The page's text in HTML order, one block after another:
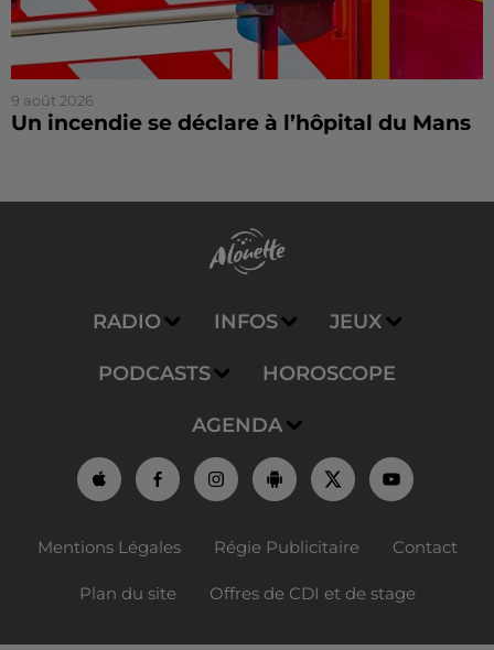
9 août 2026
Un incendie se déclare à l’hôpital du Mans
RADIO INFOS JEUX
PODCASTS HOROSCOPE
AGENDA
Mentions Légales Régie Publicitaire Contact
Plan du site Offres de CDI et de stage